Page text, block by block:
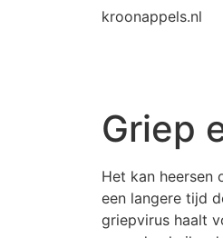
kroonappels.nl
Griep
Het kan heersen
een langere tijd
griepvirus haalt